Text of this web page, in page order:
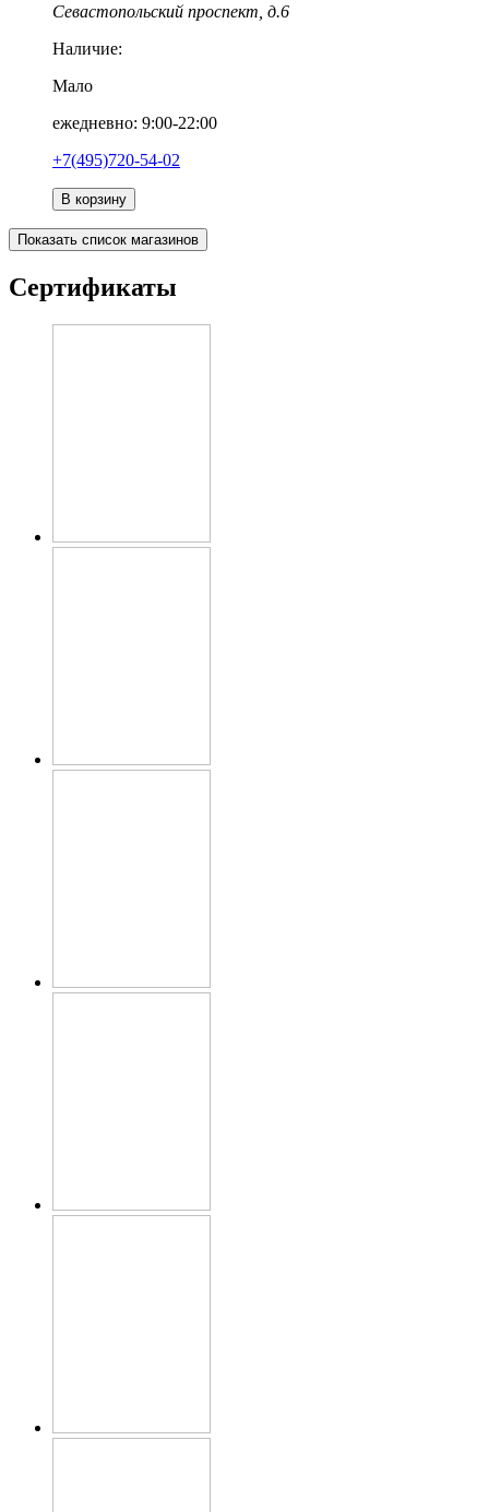
Севастопольский проспект, д.6
Наличие:
Мало
ежедневно: 9:00-22:00
+7(495)720-54-02
В корзину
Показать список магазинов
Сертификаты